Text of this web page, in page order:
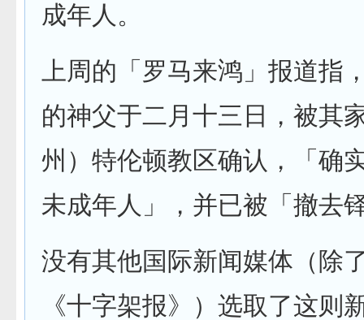
成年人。
上周的「罗马来鸿」报道指
的神父于二月十三日，被其
州）特伦顿教区确认，「确
未成年人」，并已被「撤去
没有其他国际新闻媒体（除
《十字架报》）选取了这则